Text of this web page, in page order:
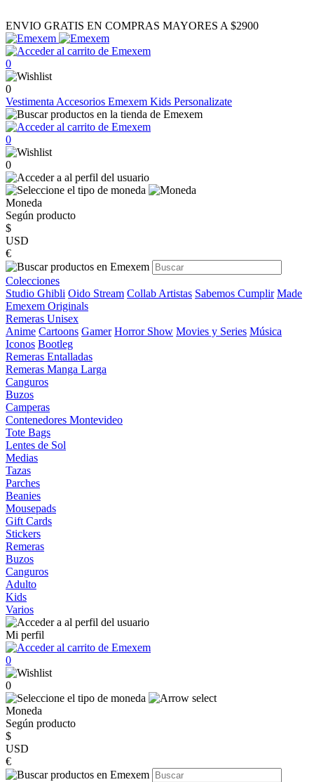
ENVIO GRATIS EN COMPRAS MAYORES A $2900
0
0
Vestimenta Accesorios Emexem Kids Personalizate
0
0
Moneda
Según producto
$
USD
€
Colecciones
Studio Ghibli Oido Stream Collab Artistas Sabemos Cumplir Made
Emexem Originals
Remeras Unisex
Anime Cartoons Gamer Horror Show Movies y Series Música
Iconos Bootleg
Remeras Entalladas
Remeras Manga Larga
Canguros
Buzos
Camperas
Contenedores Montevideo
Tote Bags
Lentes de Sol
Medias
Tazas
Parches
Beanies
Mousepads
Gift Cards
Stickers
Remeras
Buzos
Canguros
Adulto
Kids
Varios
Mi perfil
0
0
Moneda
Según producto
$
USD
€